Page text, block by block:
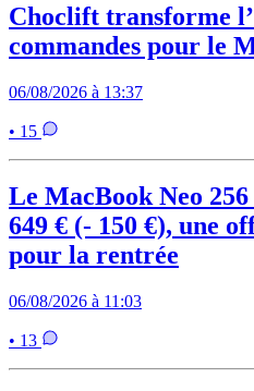
Choclift transforme
commandes pour le
06/08/2026 à 13:37
• 15
Le MacBook Neo
649 € (- 150 €), une
pour la rentrée
06/08/2026 à 11:03
• 13